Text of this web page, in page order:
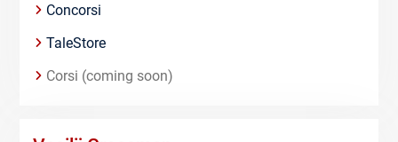
Concorsi
TaleStore
Corsi (coming soon)